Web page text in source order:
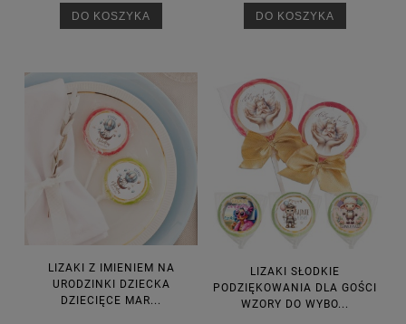
DO KOSZYKA DO KOSZYKA
LIZAKI Z IMIENIEM NA
URODZINKI DZIECKA
DZIECIĘCE MAR...
LIZAKI SŁODKIE
PODZIĘKOWANIA DLA GOŚCI
WZORY DO WYBO...